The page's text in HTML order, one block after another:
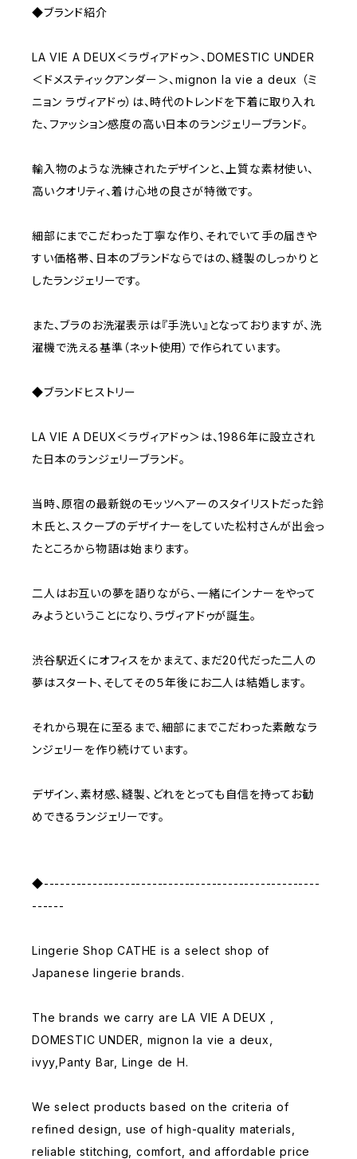
◆ブランド紹介
LA VIE A DEUX＜ラヴィアドゥ＞、DOMESTIC UNDER
＜ドメスティックアンダー＞、mignon la vie a deux （ミ
ニョン ラヴィアドゥ）は、時代のトレンドを下着に取り入れ
た、ファッション感度の高い日本のランジェリーブランド。
輸入物のような洗練されたデザインと、上質な素材使い、
高いクオリティ、着け心地の良さが特徴です。
細部にまでこだわった丁寧な作り、それでいて手の届きや
すい価格帯、日本のブランドならではの、縫製のしっかりと
したランジェリーです。
また、ブラのお洗濯表示は『手洗い』となっておりますが、洗
濯機で洗える基準（ネット使用）で作られています。
◆ブランドヒストリー
LA VIE A DEUX＜ラヴィアドゥ＞は、1986年に設立され
た日本のランジェリーブランド。
当時、原宿の最新鋭のモッツヘアーのスタイリストだった鈴
木氏と、スクープのデザイナーをしていた松村さんが出会っ
たところから物語は始まります。
二人はお互いの夢を語りながら、一緒にインナーをやって
みようということになり、ラヴィアドゥが誕生。
渋谷駅近くにオフィスをかまえて、まだ20代だった二人の
夢はスタート、そしてその５年後にお二人は結婚します。
それから現在に至るまで、細部にまでこだわった素敵なラ
ンジェリーを作り続けています。
デザイン、素材感、縫製、どれをとっても自信を持ってお勧
めできるランジェリーです。
◆---------------------------------------------------
------
Lingerie Shop CATHE is a select shop of
Japanese lingerie brands.
The brands we carry are LA VIE A DEUX ,
DOMESTIC UNDER, mignon la vie a deux,
ivyy,Panty Bar, Linge de H.
We select products based on the criteria of
refined design, use of high-quality materials,
reliable stitching, comfort, and affordable price